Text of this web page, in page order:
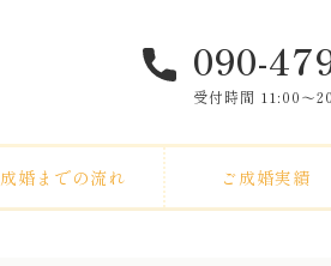
090-
受付時間 11:00〜
成婚までの流れ ご成婚実績